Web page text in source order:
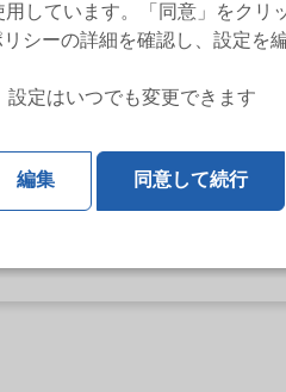
products (English)
しています。「同意」をクリ
シーの詳細を確認し、設定を
設定はいつでも変更できます
編集 同意して続行